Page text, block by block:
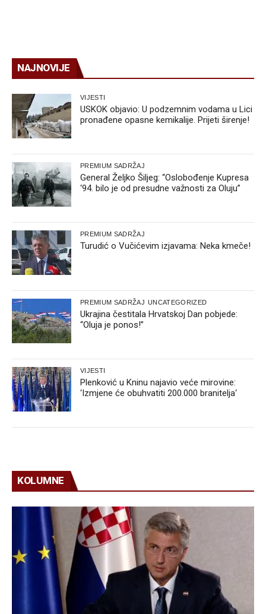
NAJNOVIJE
VIJESTI
USKOK objavio: U podzemnim vodama u Lici
pronađene opasne kemikalije. Prijeti širenje!
PREMIUM SADRŽAJ
General Željko Šiljeg: “Oslobođenje Kupresa
‘94. bilo je od presudne važnosti za Oluju”
PREMIUM SADRŽAJ
Turudić o Vučićevim izjavama: Neka kmeče!
PREMIUM SADRŽAJ UNCATEGORIZED
Ukrajina čestitala Hrvatskoj Dan pobjede:
“Oluja je ponos!”
VIJESTI
Plenković u Kninu najavio veće mirovine:
‘Izmjene će obuhvatiti 200.000 branitelja‘
KOLUMNE